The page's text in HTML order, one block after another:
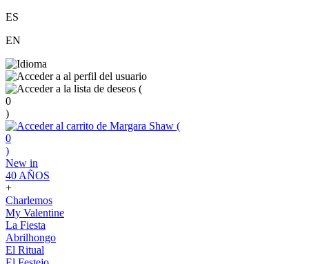
ES
EN
(
0
)
(
0
)
New in
40 AÑOS
+
Charlemos
My Valentine
La Fiesta
Abrilhongo
El Ritual